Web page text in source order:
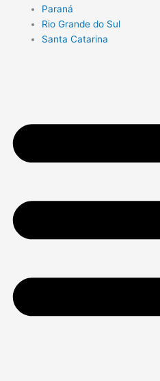
Paraná
Rio Grande do Sul
Santa Catarina